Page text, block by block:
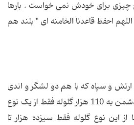
چیزی برای خودش نمی خواست . بارها
احفظ قاعدنا الخامنه ای " بلند هم
و سپاه که با هم دو لشگر و اندی
داشتند ، برای حمله به دشمن به 110 هزار گلوله فقط از یک نوع
از این نوع گلوله فقط سیزده هزار تا